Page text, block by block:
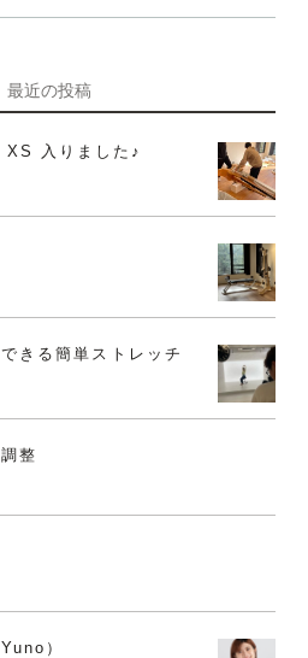
最近の投稿
入りました♪
きる簡単ストレッチ
整
）